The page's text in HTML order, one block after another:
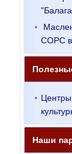
СОРС в
Центры
Наши